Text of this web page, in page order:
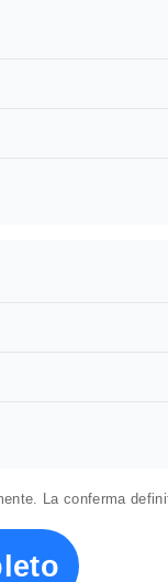
La conferma